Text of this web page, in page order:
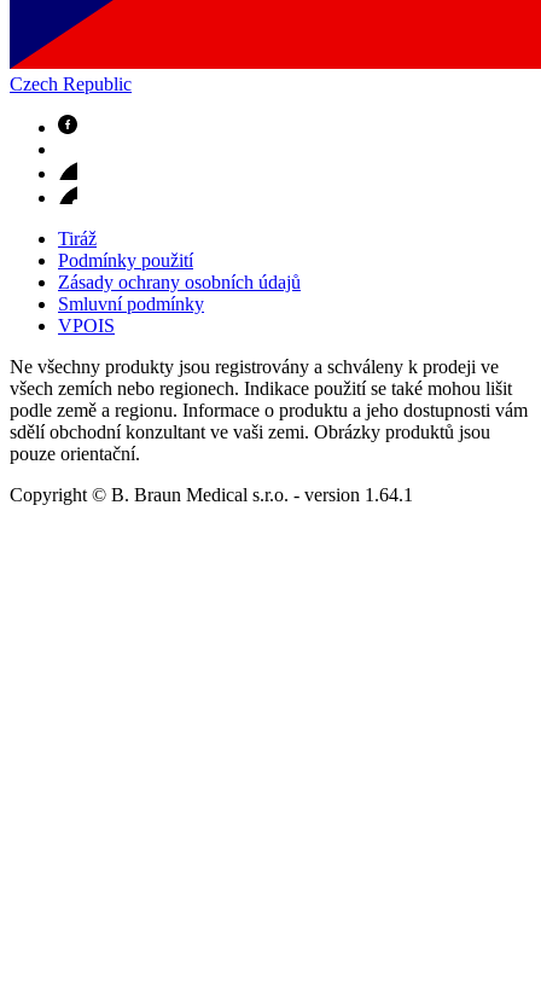
Czech Republic
Tiráž
Podmínky použití
Zásady ochrany osobních údajů
Smluvní podmínky
VPOIS
Ne všechny produkty jsou registrovány a schváleny k prodeji ve
všech zemích nebo regionech. Indikace použití se také mohou lišit
podle země a regionu. Informace o produktu a jeho dostupnosti vám
sdělí obchodní konzultant ve vaši zemi. Obrázky produktů jsou
pouze orientační.
Copyright © B. Braun Medical s.r.o. - version 1.64.1